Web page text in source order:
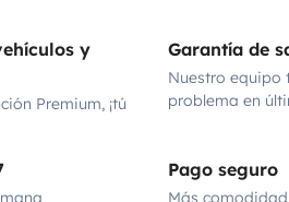
y
Premium, ¡tú
Garantía de
Nuestro equipo
problema en
Pago seguro
Más